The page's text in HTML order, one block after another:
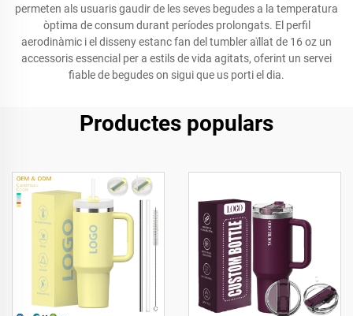
permeten als usuaris gaudir de les seves begudes a la temperatura
òptima de consum durant períodes prolongats. El perfil
aerodinàmic i el disseny estanc fan del tumbler aïllat de 16 oz un
accessoris essencial per a estils de vida agitats, oferint un servei
fiable de begudes on sigui que us porti el dia.
Productes populars